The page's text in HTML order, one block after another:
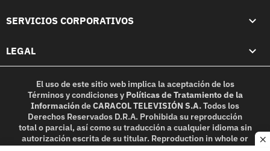
SERVICIOS CORPORATIVOS
LEGAL
El uso de este sitio web implica la aceptación de los
Términos y condicionesy Políticas de Tratamiento de la
InformacióndeCARACOL TELEVISIÓN S.A.Todos los
Derechos Reservados D.R.A. Prohibida su reproducción
total o parcial, así como su traducción a cualquier idioma sin
autorización escrita de su titular. Reproduction in whole or